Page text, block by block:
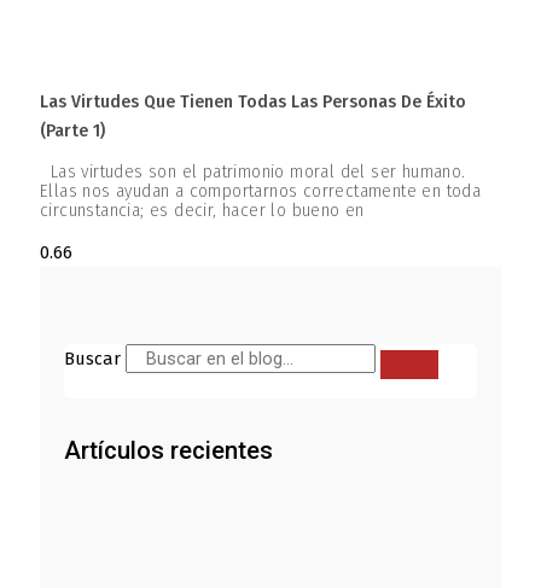
Las Virtudes Que Tienen Todas Las Personas De Éxito
(parte 1)
Las virtudes son el patrimonio moral del ser humano.
Ellas nos ayudan a comportarnos correctamente en toda
circunstancia; es decir, hacer lo bueno en
Buscar
Artículos recientes